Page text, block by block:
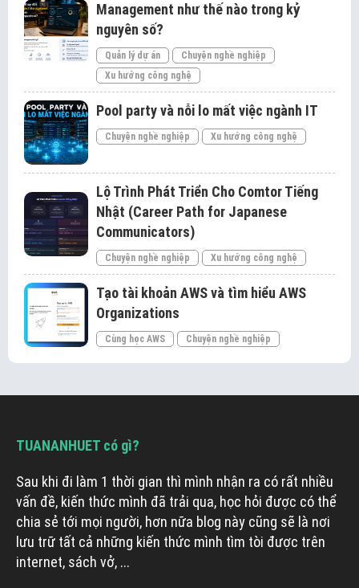
Management như thế nào trong kỷ
nguyên số?
Quản lý dự án
Chuyện nghề nghiệp
Xu hướng công nghệ
Pool party và nỗi lo mất việc ngành IT
Chuyện nghề nghiệp Xu hướng công nghệ
Lộ Trình Phát Triển Cho Comtor Tiếng
Nhật (Career Path for Japanese
Communicators)
Chuyện nghề nghiệp Xu hướng công nghệ
Tạo tài khoản AWS và tìm hiểu AWS
Organizations
Cùng học AWS Chuyện nghề nghiệp
TUANANHUET có gì?
Sau khi đi làm 1 thời gian thì mình nhận ra có rất nhiều
vấn đề, kiến thức mình đã trải qua, học hỏi được có thể
chia sẻ tới mọi người, hơn nữa blog này cũng sẽ là nơi
lưu trữ tất cả những kiến thức mình tìm tòi được trên
internet, sách vở, ...